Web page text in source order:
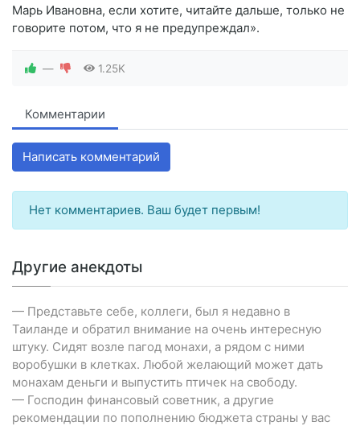
Марь Ивановна, если хотите, читайте дальше, только не
говорите потом, что я не предупреждал».
— 1.25K
Комментарии
Написать комментарий
Нет комментариев. Ваш будет первым!
Другие анекдоты
— Представьте себе, коллеги, был я недавно в
Таиланде и обратил внимание на очень интересную
штуку. Сидят возле пагод монахи, а рядом с ними
воробушки в клетках. Любой желающий может дать
монахам деньги и выпустить птичек на свободу.
— Господин финансовый советник, а другие
рекомендации по пополнению бюджета страны у вас